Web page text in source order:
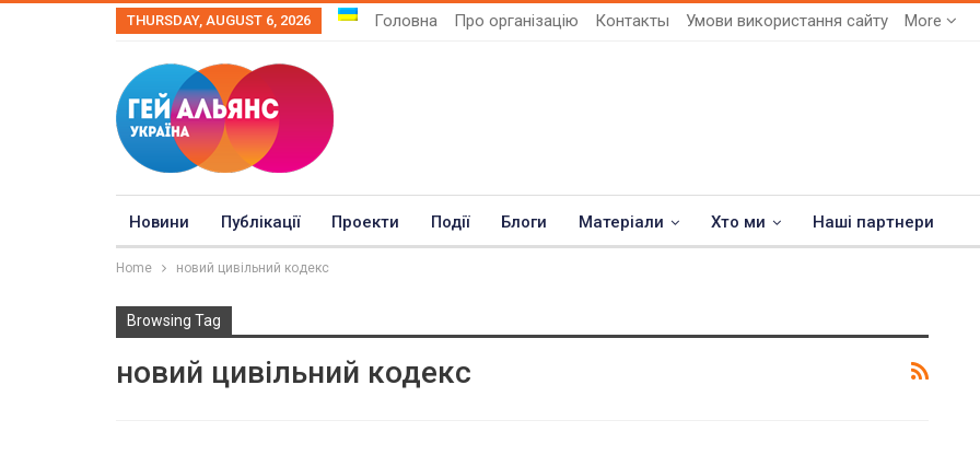
THURSDAY, AUGUST 6, 2026 Головна Про організацію Контакты Умови використання сайту More
Новини Публікації Проекти Події Блоги Матеріали Хто ми Наші партнери
Home новий цивільний кодекс
Browsing Tag
новий цивільний кодекс